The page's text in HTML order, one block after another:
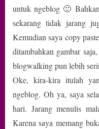
untuk ngeblog 🙂
sekarang tidak jarang
Kemudian saya copy
ditambahkan gambar
blogwalking pun lebih
Oke, kira-kira itulah
ngeblog. Oh ya, saya
hari. Jarang menulis
Karena saya memang